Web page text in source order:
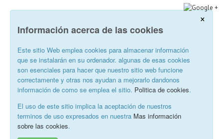
×
Información acerca de las cookies
Este sitio Web emplea cookies para almacenar información
que se instalarán en su ordenador. algunas de esas cookies
son esenciales para hacer que nuestro sitio web funcione
correctamente y otras nos ayudan a mejorarlo dandonos
información de como se emplea el sitio. Politica de cookies.
El uso de este sitio implica la aceptación de nuestros
terminos de uso expresados en nuestra Mas información
sobre las cookies.